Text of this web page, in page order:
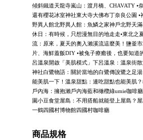
傾斜鐵道天龍寺嵐山：渡月橋、CHAVATY •
還有櫻花冰室神社東大寺大佛布丁奈良公園 •
野異人館北野異人館：魚鱗之家神戶北野天滿
休日：有時候，只想漫無目的地走走•東北之
流：原來，夏天的奧入瀨溪流這麼美！鹽釜
片、海鮮蓋飯DIY •被兔子療癒後，也要知道
呂溫泉開啟「美肌模式」下呂溫泉：溫泉街
神社白鷺物語：關於當地的白鷺傳說鷺之足
能美肌一下！溫泉甜點：連吃甜點也能美肌
戶內海：擁抱瀨戶內海藍和橄欖綠umie咖啡
園小豆食堂屋島：不用搭船就能登上屋島？
一鶴四國村博物館四國村咖啡廳
商品規格